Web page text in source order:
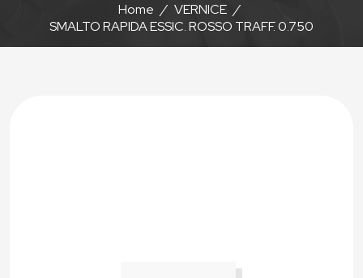
Home / VERNICE /
SMALTO RAPIDA ESSIC. ROSSO TRAFF. 0.750